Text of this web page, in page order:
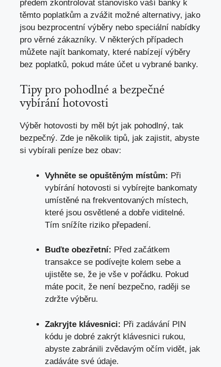
předem zkontrolovat stanovisko vaší banky k
těmto poplatkům a zvážit možné alternativy, jako
jsou bezprocentní výběry nebo speciální nabídky
pro věrné zákazníky. V některých případech
můžete najít bankomaty, které nabízejí výběry
bez poplatků, pokud máte účet u vybrané banky.
Tipy pro pohodlné a bezpečné
vybírání hotovosti
Výběr hotovosti by měl být jak pohodlný, tak
bezpečný. Zde je několik tipů, jak zajistit, abyste
si vybírali peníze bez obav:
Vyhněte se opuštěným místům: Při
vybírání hotovosti si vybírejte bankomaty
umístěné na frekventovaných místech,
které jsou osvětlené a dobře viditelné.
Tím snížíte riziko přepadení.
Buďte obezřetní: Před začátkem
transakce se podívejte kolem sebe a
ujistěte se, že je vše v pořádku. Pokud
máte pocit, že není bezpečno, raději se
zdržte výběru.
Zakryjte klávesnici: Při zadávání PIN
kódu je dobré zakrýt klávesnici rukou,
abyste zabránili zvědavým očím vidět, jak
zadáváte své údaje.